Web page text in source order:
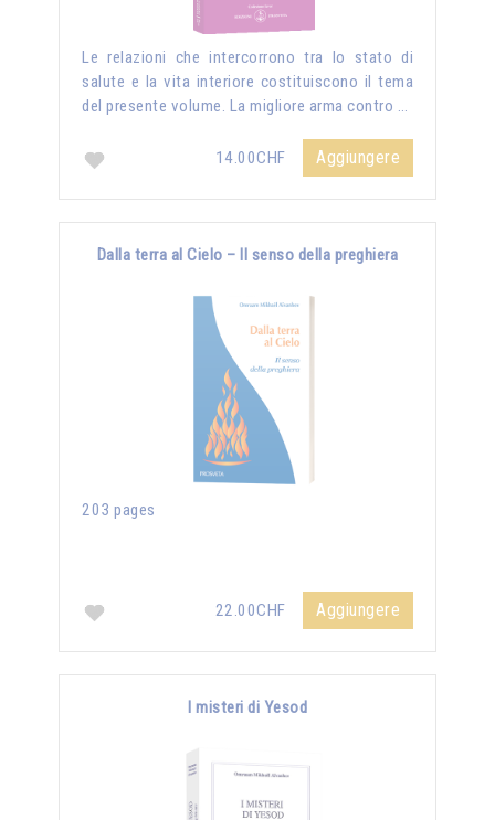
Le relazioni che intercorrono tra lo stato di
salute e la vita interiore costituiscono il tema
del presente volume. La migliore arma contro …
14.00CHF Aggiungere
Dalla terra al Cielo – Il senso della preghiera
203 pages
22.00CHF Aggiungere
I misteri di Yesod